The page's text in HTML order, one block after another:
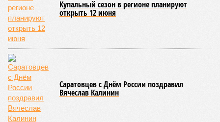
Инициатором и главным организатором творческого вечера
выступила бессменный руководитель центра
Трошина , которая сумела собрать на одной сцене
воспитанников сразу нескольких православных учебных
кто особенно нуждается в поддержке и внимании.
Участниками концертной программы стали талантливые
учащиеся самого Образовательного центра, а также
воспитанники Покровской православной классической
гимназии имени святого благоверного князя Александра
Невского и ученики Русской православной классической